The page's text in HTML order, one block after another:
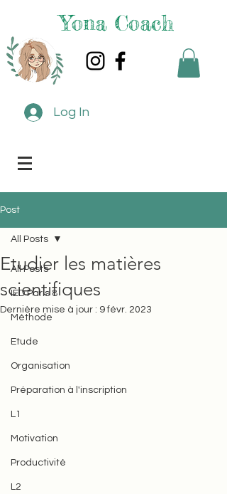
Yona Coach
Log In
Post
All Posts
IED Paris 8
Méthode
Etude
Organisation
Préparation à l'inscription
L1
Motivation
Productivité
L2
All Posts
Etudier les matières
scientifiques
Dernière mise à jour : 9 févr. 2023